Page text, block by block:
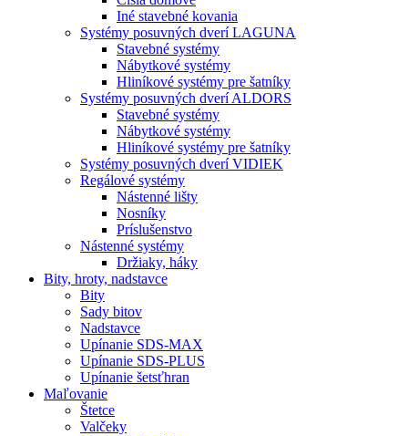
Iné stavebné kovania
Systémy posuvných dverí LAGUNA
Stavebné systémy
Nábytkové systémy
Hliníkové systémy pre šatníky
Systémy posuvných dverí ALDORS
Stavebné systémy
Nábytkové systémy
Hliníkové systémy pre šatníky
Systémy posuvných dverí VIDIEK
Regálové systémy
Nástenné lišty
Nosníky
Príslušenstvo
Nástenné systémy
Držiaky, háky
Bity, hroty, nadstavce
Bity
Sady bitov
Nadstavce
Upínanie SDS-MAX
Upínanie SDS-PLUS
Upínanie šetsťhran
Maľovanie
Štetce
Valčeky